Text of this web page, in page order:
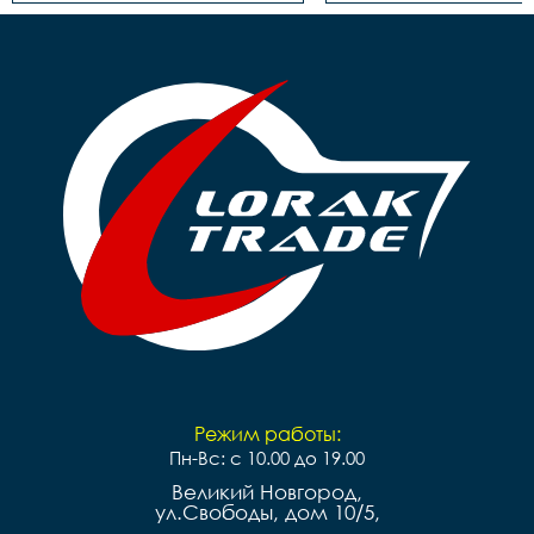
Тормоза		 задний-
Вынос		сталь
Руль		steel
Грипсы		цветные
Седло		детское на
пружинах
Педали		Пластиковые
Подседельный штырь
сталь
Вес		9.7 кг
Тормоза		 задний-
пружинах
Подседельный
Режим работы:
Пн-Вс: с 10.00 до 19.00
Великий Новгород,
ул.Свободы, дом 10/5,